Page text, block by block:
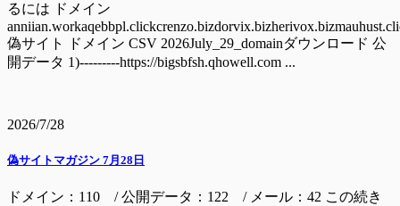
るには ドメイン
偽サイト ドメイン CSV 2026July_29_domainダウンロード 公
開データ 1)---------https://bigsbfsh.qhowell.com ...
2026/7/28
偽サイトマガジン 7月28日
ドメイン：110 / 公開データ：122 / メール：42 この続き